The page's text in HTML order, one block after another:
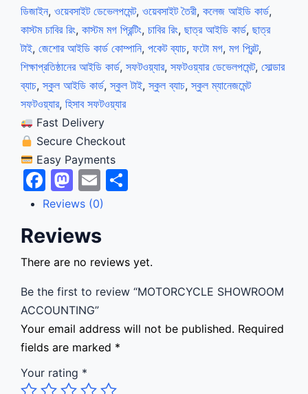
ডিজাইন, ওয়েবসাইট ডেভেলপমেন্ট, ওয়েবসাইট তৈরী, কলেজ আইডি কার্ড,
কাস্টম চাবির রিং, কাস্টম মগ প্রিন্টিং, চাবির রিং, ছাত্র আইডি কার্ড, ছাত্র
টাই, জেশোর আইডি কার্ড কোম্পানি, পকেট ব্যাচ, ফটো মগ, মগ প্রিন্ট,
শিক্ষাপ্রতিষ্ঠানের আইডি কার্ড, সফটওয়্যার, সফটওয়্যার ডেভেলপমেন্ট, সোল্ডার
ব্যাচ,স্কুল আইডি কার্ড,স্কুল টাই,স্কুল ব্যাচ,স্কুল ম্যানেজমেন্ট
সফটওয়্যার, হিসাব সফটওয়্যার
Fast Delivery
Secure Checkout
Easy Payments
Facebook
Mastodon
EmailShare
Reviews (0)
Reviews
There are no reviews yet.
Be the first to review “MOTORCYCLE SHOWROOM
ACCOUNTING”
Your email address will not be published. Required
fields are marked *
Your rating *